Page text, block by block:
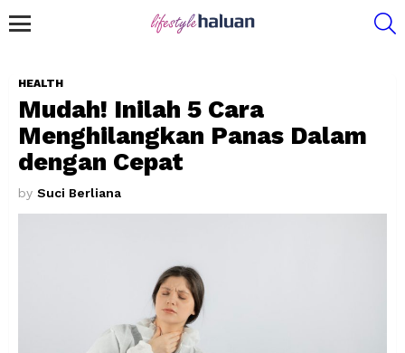
HEALTH
Mudah! Inilah 5 Cara
Menghilangkan Panas Dalam
dengan Cepat
by Suci Berliana